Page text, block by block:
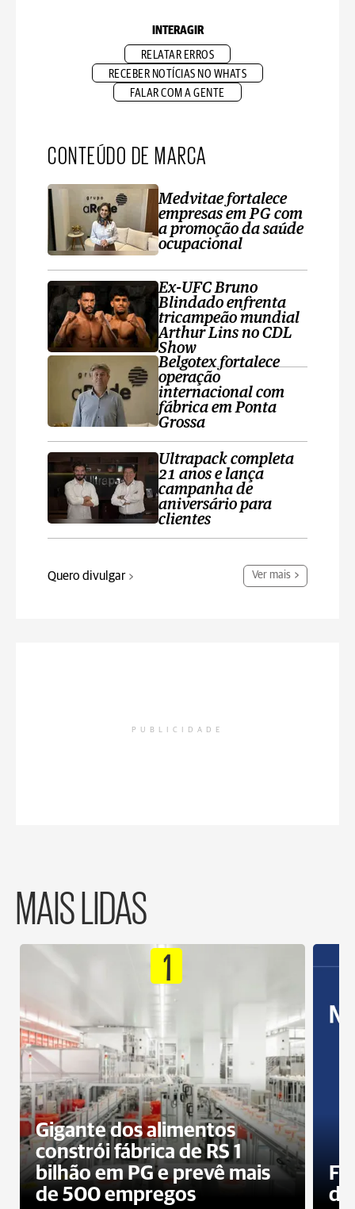
INTERAGIR
RELATAR ERROS
RECEBER NOTÍCIAS NO WHATS
FALAR COM A GENTE
CONTEÚDO DE MARCA
Medvitae fortalece
empresas em PG com
a promoção da saúde
ocupacional
Ex-UFC Bruno
Blindado enfrenta
tricampeão mundial
Arthur Lins no CDL
Show
Belgotex fortalece
operação
internacional com
fábrica em Ponta
Grossa
Ultrapack completa
21 anos e lança
campanha de
aniversário para
clientes
Quero divulgar Ver mais
PUBLICIDADE
MAIS LIDAS
1
Gigante dos alimentos
constrói fábrica de RS 1
bilhão em PG e prevê mais
de 500 empregos